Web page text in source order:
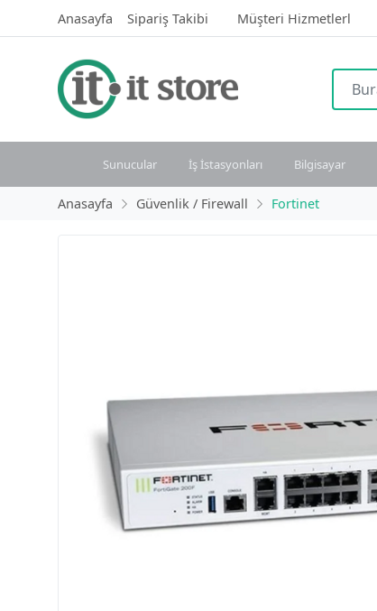
Anasayfa Sipariş Takibi Müşteri Hizmetlerl
Sunucular İş İstasyonları Bilgisayar
Anasayfa Güvenlik / Firewall Fortinet